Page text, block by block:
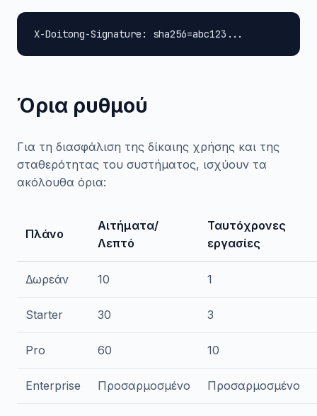
X-Doitong-Signature: sha256=abc123...
Όρια ρυθμού
Για τη διασφάλιση της δίκαιης χρήσης και της
σταθερότητας του συστήματος, ισχύουν τα
ακόλουθα όρια:
Πλάνο
Αιτήματα/
Λεπτό
Ταυτόχρονες
εργασίες
Δωρεάν 10 1
Starter 30 3
Pro 60 10
Enterprise Προσαρμοσμένο Προσαρμοσμένο